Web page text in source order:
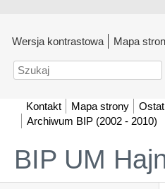
Wersja kontrastowa Mapa
Szukaj
Kontakt Mapa strony
Archiwum BIP (2002 - 2010)
BIP UM